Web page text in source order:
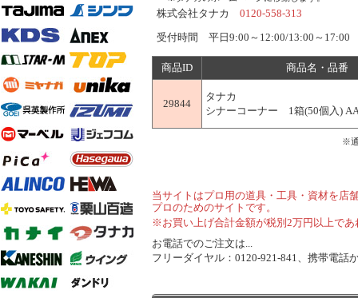
株式会社タナカ 0120-558-313
受付時間 平日9:00～12:00/13:00～17:00
商品ID 商品名・品番
29844
タナカ
シナーコーナー 1箱(50個入)
※
当サイトはプロ用の道具・工具・資材を店
プロのためのサイトです。
※お買い上げ合計金額が税別2万円以上で
お電話でのご注文は...
フリーダイヤル：0120-921-841、携帯電